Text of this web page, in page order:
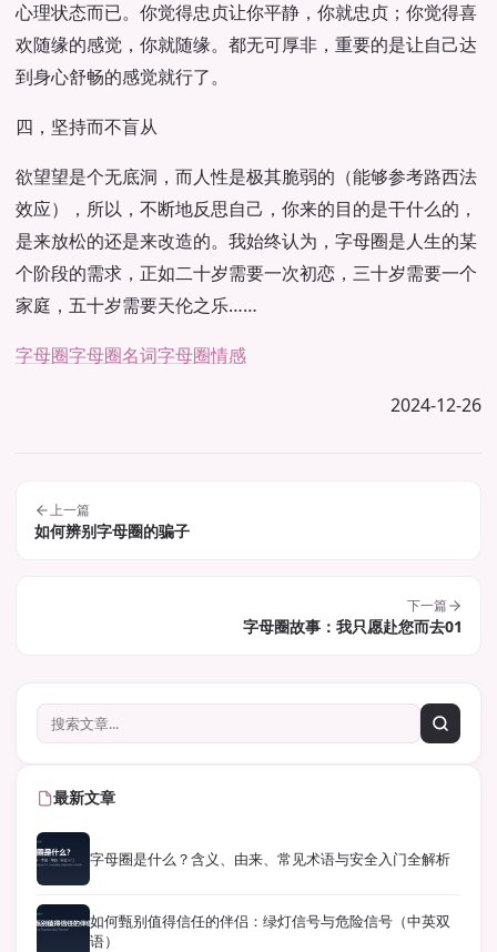
心理状态而已。你觉得忠贞让你平静，你就忠贞；你觉得喜
欢随缘的感觉，你就随缘。都无可厚非，重要的是让自己达
到身心舒畅的感觉就行了。
四，坚持而不盲从
欲望望是个无底洞，而人性是极其脆弱的（能够参考路西法
效应），所以，不断地反思自己，你来的目的是干什么的，
是来放松的还是来改造的。我始终认为，字母圈是人生的某
个阶段的需求，正如二十岁需要一次初恋，三十岁需要一个
家庭，五十岁需要天伦之乐……
字母圈字母圈名词字母圈情感
2024-12-26
上一篇
如何辨别字母圈的骗子
下一篇
字母圈故事：我只愿赴您而去01
最新文章
字母圈是什么？含义、由来、常见术语与安全入门全解析
如何甄别值得信任的伴侣：绿灯信号与危险信号（中英双
语）